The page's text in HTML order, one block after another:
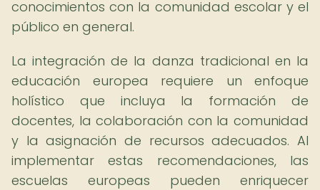
conocimientos con la comunidad escolar y el
público en general.
La integración de la danza tradicional en la
educación europea requiere un enfoque
holístico que incluya la formación de
docentes, la colaboración con la comunidad
y la asignación de recursos adecuados. Al
implementar estas recomendaciones, las
escuelas europeas pueden enriquecer